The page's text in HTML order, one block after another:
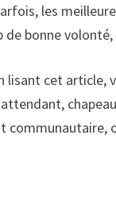
les
de bonne
lisant cet
communautaire,